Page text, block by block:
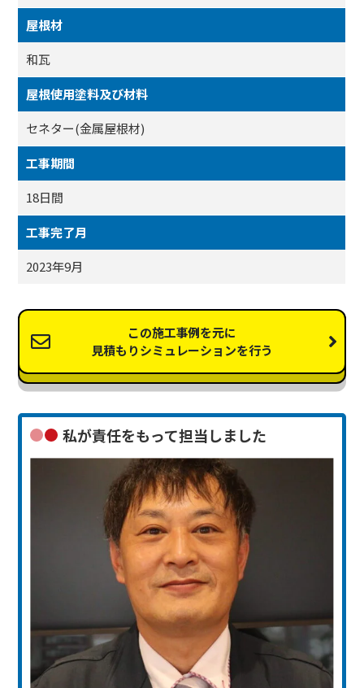
屋根材
和瓦
屋根使用塗料及び材料
セネター(金属屋根材)
工事期間
18日間
工事完了月
2023年9月
この施工事例を元に
見積もりシミュレーションを行う
私が責任をもって担当しました